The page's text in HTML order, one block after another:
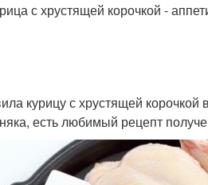
с хрустящей корочкой -
курицу с хрустящей корочкой
есть любимый рецепт